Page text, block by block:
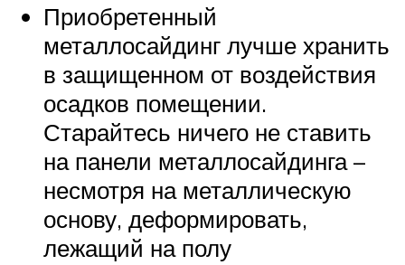
Приобретенный
металлосайдинг лучше хранить
в защищенном от воздействия
осадков помещении.
Старайтесь ничего не ставить
на панели металлосайдинга –
несмотря на металлическую
основу, деформировать,
лежащий на полу